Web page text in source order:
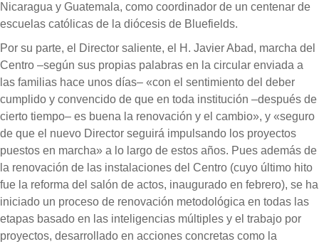
Nicaragua y Guatemala, como coordinador de un centenar de
escuelas católicas de la diócesis de Bluefields.
Por su parte, el Director saliente, el H. Javier Abad, marcha del
Centro –según sus propias palabras en la circular enviada a
las familias hace unos días– «con el sentimiento del deber
cumplido y convencido de que en toda institución –después de
cierto tiempo– es buena la renovación y el cambio», y «seguro
de que el nuevo Director seguirá impulsando los proyectos
puestos en marcha» a lo largo de estos años. Pues además de
la renovación de las instalaciones del Centro (cuyo último hito
fue la reforma del salón de actos, inaugurado en febrero), se ha
iniciado un proceso de renovación metodológica en todas las
etapas basado en las inteligencias múltiples y el trabajo por
proyectos, desarrollado en acciones concretas como la